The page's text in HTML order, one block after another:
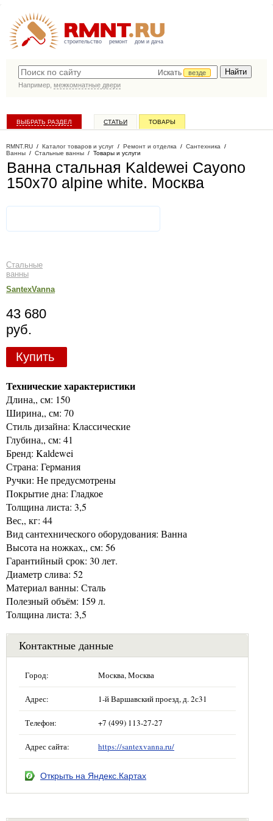
строительство ремонт дом и дача
Искать
везде
Например, межкомнатные двери
ВЫБРАТЬ РАЗДЕЛ СТАТЬИ ТОВАРЫ
RMNT.RU / Каталог товаров и услуг / Ремонт и отделка / Сантехника /
Ванны / Стальные ванны / Товары и услуги
Ванна стальная Kaldewei Cayono
150x70 alpine white. Москва
Стальные
ванны
SantexVanna
43 680
руб.
Купить
Технические характеристики
Длина,, см: 150
Ширина,, см: 70
Стиль дизайна: Классические
Глубина,, см: 41
Бренд: Kaldewei
Страна: Германия
Ручки: Не предусмотрены
Покрытие дна: Гладкое
Толщина листа: 3,5
Вес,, кг: 44
Вид сантехнического оборудования: Ванна
Высота на ножках,, см: 56
Гарантийный срок: 30 лет.
Диаметр слива: 52
Материал ванны: Сталь
Полезный объём: 159 л.
Толщина листа: 3,5
Контактные данные
Город: Москва, Москва
Адрес: 1-й Варшавский проезд, д. 2с31
Телефон: +7 (499) 113-27-27
Адрес сайта: https://santexvanna.ru/
Открыть на Яндекс.Картах